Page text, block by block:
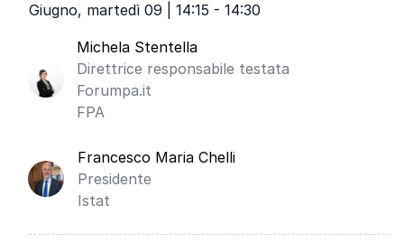
Giugno, martedì 09 | 14:15 - 14:30
Michela Stentella
Direttrice responsabile testata
Forumpa.it
FPA
Francesco Maria Chelli
Presidente
Istat